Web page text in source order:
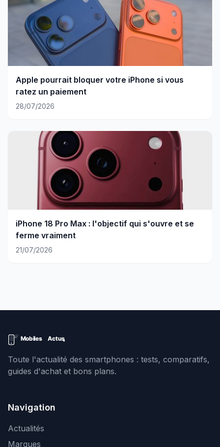
Apple pourrait bloquer votre iPhone si vous
ratez un paiement
28/07/2026
iPhone 18 Pro Max : l'objectif qui s'ouvre et se
ferme vraiment
21/07/2026
Toute l'actualité des smartphones : tests, comparatifs,
guides d'achat et bons plans.
Navigation
Actualités
Marques